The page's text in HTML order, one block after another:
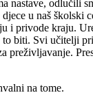
nastave, odlučili
u naš školski
i privode kraju.
to biti. Svi učitelji
preživljavanje.
na tome.